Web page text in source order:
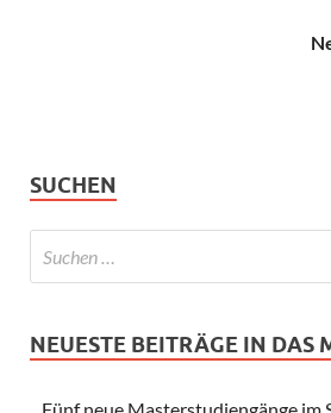
SUCHEN
NEUESTE BEITRÄGE IN DAS
Fünf neue Masterstudiengänge im